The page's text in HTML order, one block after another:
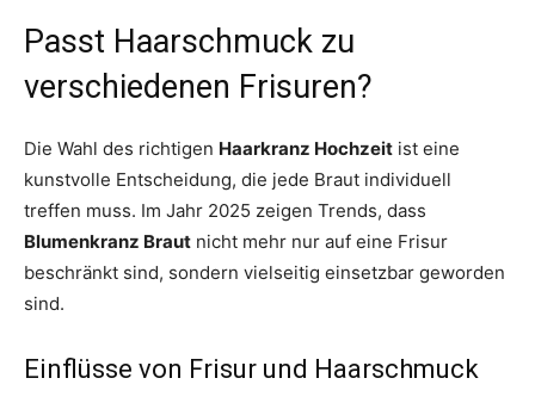
Passt Haarschmuck zu
verschiedenen Frisuren?
Die Wahl des richtigen Haarkranz Hochzeit ist eine
kunstvolle Entscheidung, die jede Braut individuell
treffen muss. Im Jahr 2025 zeigen Trends, dass
Blumenkranz Braut nicht mehr nur auf eine Frisur
beschränkt sind, sondern vielseitig einsetzbar geworden
sind.
Einflüsse von Frisur und Haarschmuck